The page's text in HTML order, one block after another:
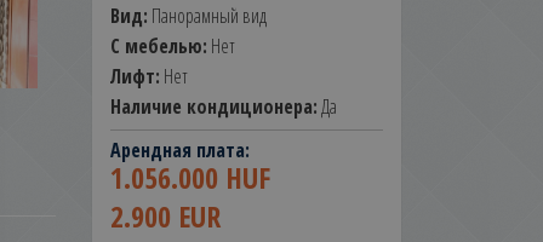
Вид: Панорамный вид
С мебелью: Нет
Лифт: Нет
Наличие кондиционера:Да
Арендная плата:
1.056.000 HUF
2.900 EUR